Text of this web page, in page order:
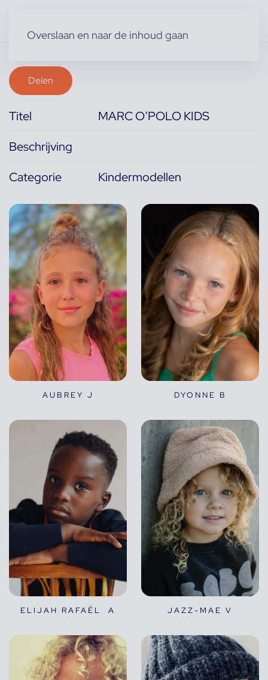
Overslaan en naar de inhoud gaan
Delen
Titel
MARC O’POLO KIDS
Beschrijving
Categorie
Kindermodellen
AUBREY J DYONNE B
ELIJAH RAFAËL A JAZZ-MAE V